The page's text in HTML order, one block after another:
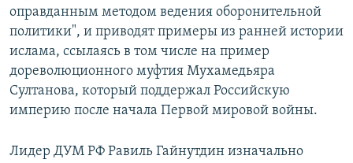
оправданным методом ведения оборонительной
политики", и приводят примеры из ранней истории
ислама, ссылаясь в том числе на пример
дореволюционного муфтия Мухамедьяра
Султанова, который поддержал Российскую
империю после начала Первой мировой войны.
Лидер ДУМ РФ Равиль Гайнутдин изначально